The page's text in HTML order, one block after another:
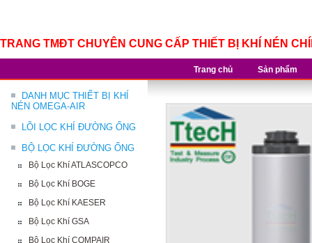
TRANG TMĐT CHUYÊN CUNG CẤP THIẾT BỊ KHÍ NÉN
Trang chủ Sản phẩm
DANH MỤC THIẾT BỊ KHÍ
NÉN OMEGA-AIR
LÕI LỌC KHÍ ĐƯỜNG ỐNG
BỘ LỌC KHÍ ĐƯỜNG ỐNG
Bộ Lọc Khí ATLASCOPCO
Bộ Lọc Khí BOGE
Bộ Lọc Khí KAESER
Bộ Lọc Khí GSA
Bộ Lọc Khí COMPAIR